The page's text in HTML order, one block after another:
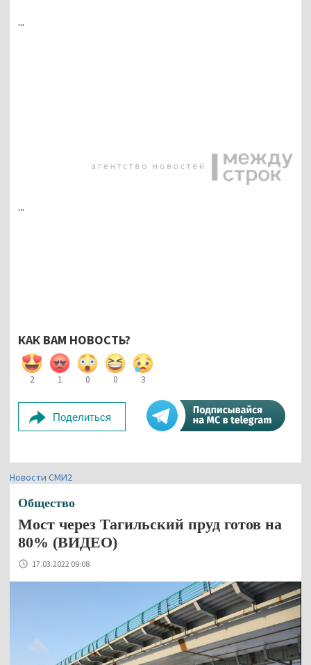
...
...
КАК ВАМ НОВОСТЬ?
2 1 0 0 3
Поделиться
Новости СМИ2
Общество
Мост через Тагильский пруд готов на
80% (ВИДЕО)
17.03.2022 09:08